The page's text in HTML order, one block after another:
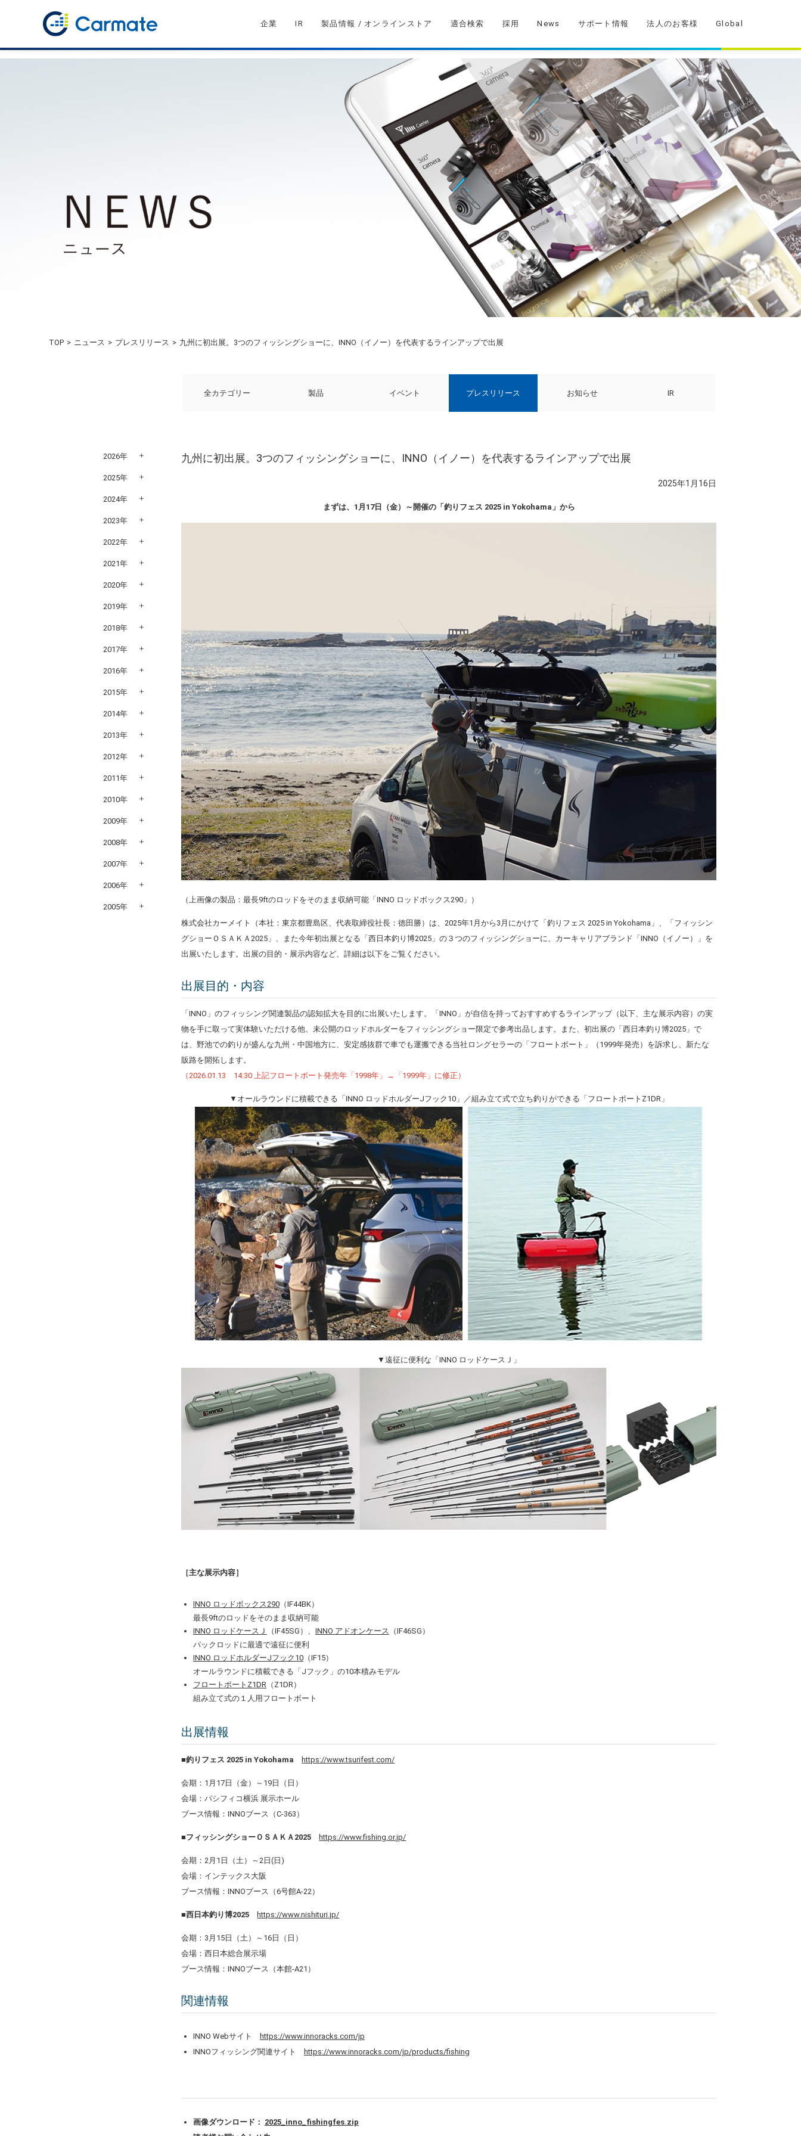
企業 IR 製品情報 / オンラインストア 適合検索 採用 News サポート情報 法人のお客様 Global
TOP ニュース プレスリリース 九州に初出展。3つのフィッシングショーに、INNO（イノー）を代表するラインアップで出展
全カテゴリー 製品 イベント プレスリリース お知らせ IR
九州に初出展。3つのフィッシングショーに、INNO（イノー）を代表するラインアップで出展
2025年1月16日
まずは、1月17日（金）～開催の「釣りフェス 2025 in Yokohama」から
（上画像の製品：最長9ftのロッドをそのまま収納可能「INNO ロッドボックス290」）
株式会社カーメイト（本社：東京都豊島区、代表取締役社長：徳田勝）は、2025年1月から3月にかけて「釣りフェス 2025 in Yokohama」、「フィッシン
グショーＯＳＡＫＡ2025」、また今年初出展となる「西日本釣り博2025」の３つのフィッシングショーに、カーキャリアブランド「INNO（イノー）」を
出展いたします。出展の目的・展示内容など、詳細は以下をご覧ください。
出展目的・内容
「INNO」のフィッシング関連製品の認知拡大を目的に出展いたします。「INNO」が自信を持っておすすめするラインアップ（以下、主な展示内容）の実
物を手に取って実体験いただける他、未公開のロッドホルダーをフィッシングショー限定で参考出品します。また、初出展の「西日本釣り博2025」で
は、野池での釣りが盛んな九州・中国地方に、安定感抜群で車でも運搬できる当社ロングセラーの「フロートボート」（1999年発売）を訴求し、新たな
販路を開拓します。
（2026.01.13 14:30 上記フロートボート発売年「1998年」→「1999年」に修正）
▼オールラウンドに積載できる「INNO ロッドホルダーJフック10」／組み立て式で立ち釣りができる「フロートボートZ1DR」
▼遠征に便利な「INNO ロッドケースＪ」
［主な展示内容］
INNO ロッドボックス290（IF44BK）
最長9ftのロッドをそのまま収納可能
INNO ロッドケースＪ
（IF45SG）、 INNO アドオンケース
（IF46SG）
パックロッドに最適で遠征に便利
INNO ロッドホルダーJフック10（IF15）
オールラウンドに積載できる「Jフック」の10本積みモデル
フロートボートZ1DR （Z1DR）
組み立て式の１人用フロートボート
出展情報
■釣りフェス 2025 in Yokohama https://www.tsurifest.com/
会期：1月17日（金）～19日（日）
会場：パシフィコ横浜 展示ホール
ブース情報：INNOブース（C-363）
■フィッシングショーＯＳＡＫＡ2025 https://www.fishing.or.jp/
会期：2月1日（土）～2日(日)
会場：インテックス大阪
ブース情報：INNOブース（6号館A-22）
■西日本釣り博2025 https://www.nishituri.jp/
会期：3月15日（土）～16日（日）
会場：西日本総合展示場
ブース情報：INNOブース（本館‐A21）
関連情報
INNO Webサイト
https://www.innoracks.com/jp
INNOフィッシング関連サイト
https://www.innoracks.com/jp/products/fishing
画像ダウンロード： 2025_inno_fishingfes.zip
2026年
2025年
2024年
2023年
2022年
2021年
2020年
2019年
2018年
2017年
2016年
2015年
2014年
2013年
2012年
2011年
2010年
2009年
2008年
2007年
2006年
2005年